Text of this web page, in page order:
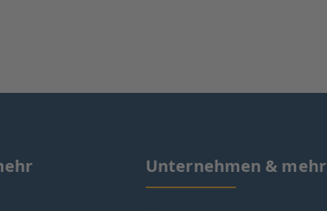
Unternehmen & mehr